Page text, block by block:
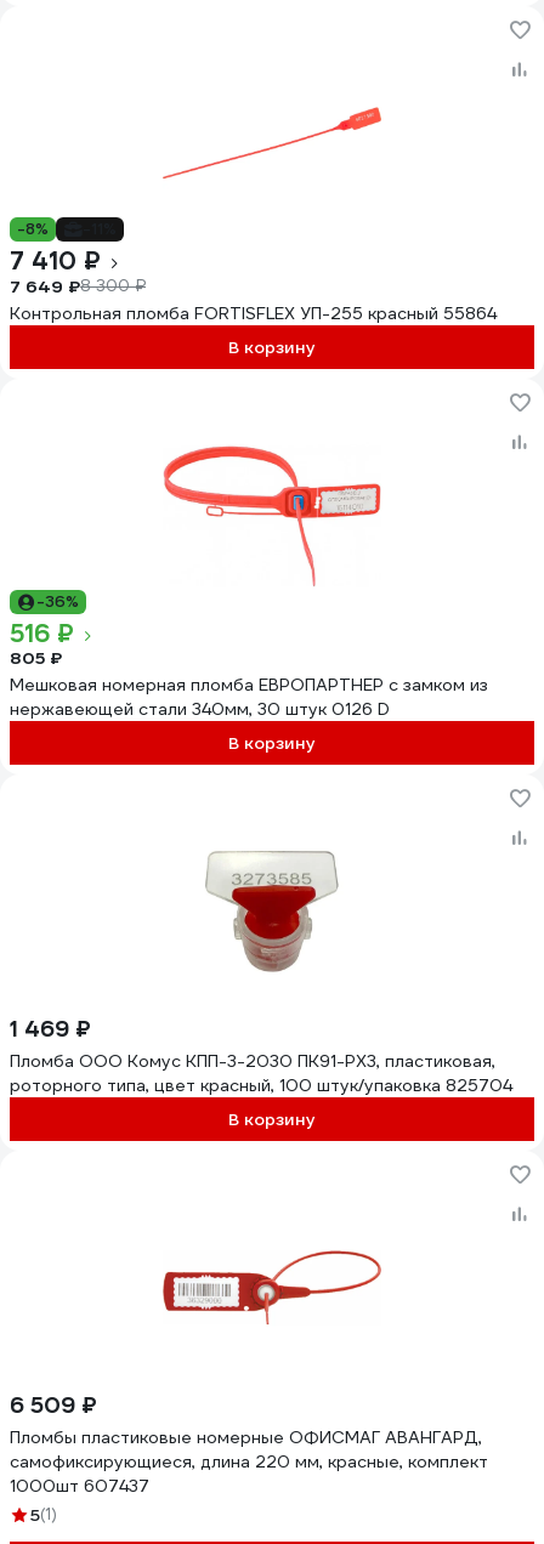
-8%
7 410 ₽
7 649 ₽8 300 ₽
Контрольная пломба FORTISFLEX УП-255 красный 55864
В корзину
-36%
516 ₽
805 ₽
Мешковая номерная пломба ЕВРОПАРТНЕР с замком из
нержавеющей стали 340мм, 30 штук 0126 D
В корзину
1 469 ₽
Пломба ООО Комус КПП-3-2030 ПК91-РХ3, пластиковая,
роторного типа, цвет красный, 100 штук/упаковка 825704
В корзину
6 509 ₽
Пломбы пластиковые номерные ОФИСМАГ АВАНГАРД,
самофиксирующиеся, длина 220 мм, красные, комплект
1000шт 607437
5(1)